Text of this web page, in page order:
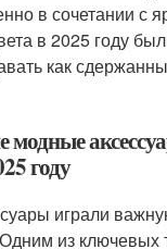
в сочетании с
в 2025 году
как
модные
году
играли
из ключевых